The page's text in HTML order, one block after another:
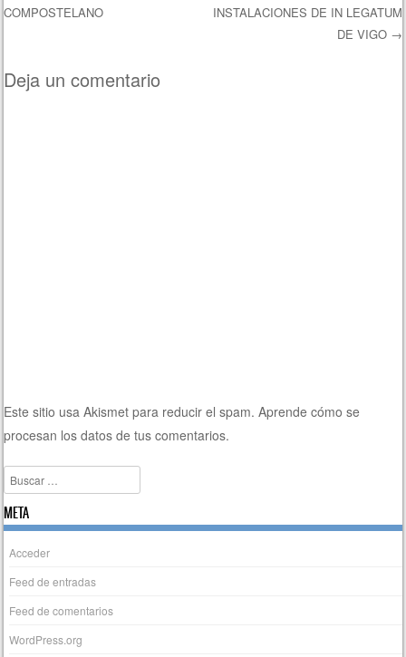
COMPOSTELANO
INSTALACIONES DE IN LEGATUM
DE VIGO →
Deja un comentario
Este sitio usa Akismet para reducir el spam.Aprende cómo se
procesan los datos de tus comentarios.
Buscar
META
Acceder
Feed de entradas
Feed de comentarios
WordPress.org